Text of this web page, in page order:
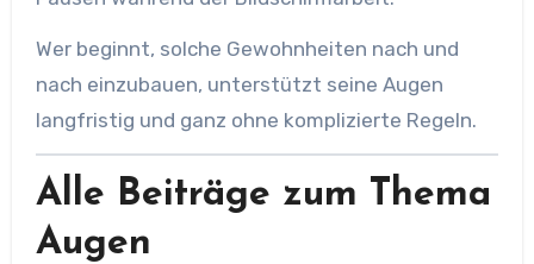
Wer beginnt, solche Gewohnheiten nach und
nach einzubauen, unterstützt seine Augen
langfristig und ganz ohne komplizierte Regeln.
Alle Beiträge zum Thema
Augen